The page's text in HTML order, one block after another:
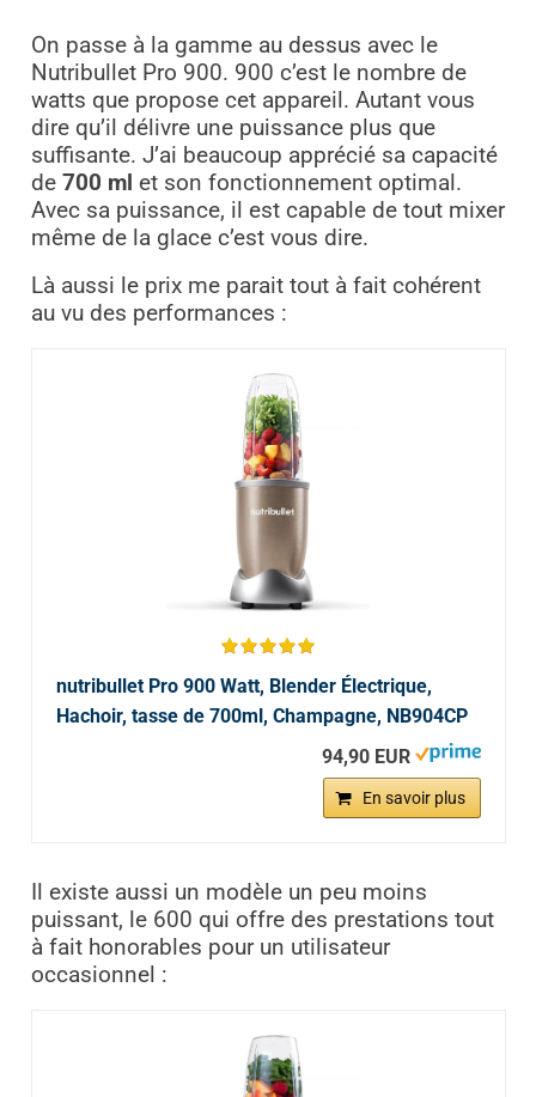
On passe à la gamme au dessus avec le
Nutribullet Pro 900. 900 c’est le nombre de
watts que propose cet appareil. Autant vous
dire qu’il délivre une puissance plus que
suffisante. J’ai beaucoup apprécié sa capacité
de 700 ml et son fonctionnement optimal.
Avec sa puissance, il est capable de tout mixer
même de la glace c’est vous dire.
Là aussi le prix me parait tout à fait cohérent
au vu des performances :
nutribullet Pro 900 Watt, Blender Électrique,
Hachoir, tasse de 700ml, Champagne, NB904CP
94,90 EUR
En savoir plus
Il existe aussi un modèle un peu moins
puissant, le 600 qui offre des prestations tout
à fait honorables pour un utilisateur
occasionnel :